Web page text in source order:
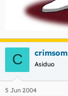
C crimsom
Asiduo
5 Jun 2004